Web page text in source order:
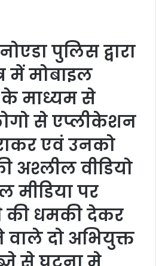
पुलिस द्वारा
में मोबाइल
माध्यम से
से एप्लीकेशन
एवं उनको
अश्लील वीडियो
मीडिया पर
धमकी देकर
दो अभियुक्त